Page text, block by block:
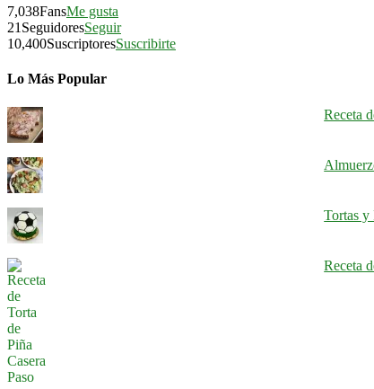
7,038FansMe gusta
21 SeguidoresSeguir
10,400SuscriptoresSuscribirte
Lo Más Popular
Receta
Tortas y
Receta